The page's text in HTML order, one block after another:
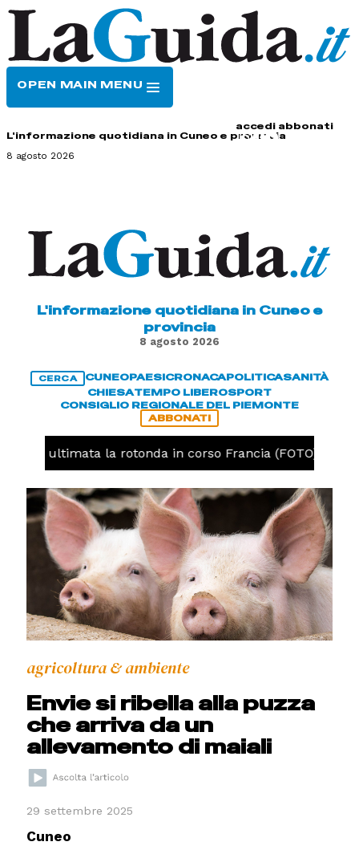
OPEN MAIN MENU
accedi abbonati
L'informazione quotidiana in Cuneo e provincia
8 agosto 2026
L'informazione quotidiana in Cuneo e
provincia
8 agosto 2026
CERCA CUNEOPAESICRONACAPOLITICASANITÀ
CHIESATEMPO LIBEROSPORT
CONSIGLIO REGIONALE DEL PIEMONTE
ABBONATI
ultimata la rotonda in corso Francia (FOTO)
agricoltura & ambiente
Envie si ribella alla puzza
che arriva da un
allevamento di maiali
29 settembre 2025
Cuneo